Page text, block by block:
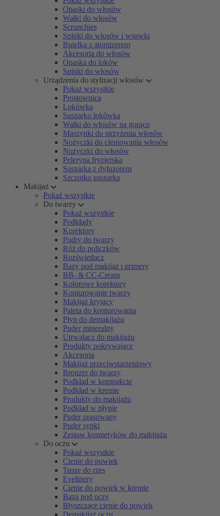
Opaski do włosów
Wałki do włosów
Scrunchies
Spinki do włosów i wsuwki
Butelka z atomizerem
Akcesoria do włosów
Opaska do loków
Spinki do włosów
Urządzenia do stylizacji włosów
Pokaż wszystkie
Prostownica
Lokówka
Suszarko lokówka
Wałki do włosów na gorąco
Maszynki do strzyżenia włosów
Nożyczki do cieniowania włosów
Nożyczki do włosów
Peleryna fryzjerska
Suszarka z dyfuzorem
Szczotko suszarka
Makijaż
Pokaż wszystkie
Do twarzy
Pokaż wszystkie
Podkłady
Korektory
Pudry do twarzy
Róż do policzków
Rozświetlacz
Bazy pod makijaż i primery
BB- & CC-Cream
Kolorowe korektory
Konturowanie twarzy
Makijaż kryjący
Paleta do konturowania
Płyn do demakijażu
Puder mineralny
Utrwalacz do makijażu
Produkty pokrywające
Akcesoria
Makijaż przeciwstarzeniowy
Bronzer do twarzy
Podkład w kompakcie
Podkład w kremie
Produkty do makijażu
Podkład w płynie
Puder prasowany
Puder sypki
Zestaw kosmetyków do makijażu
Do oczu
Pokaż wszystkie
Cienie do powiek
Tusze do rzęs
Eyelinery
Cienie do powiek w kremie
Baza pod oczy
Błyszczące cienie do powiek
Demakijaż oczu